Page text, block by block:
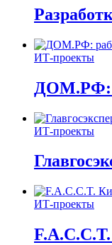
ИТ-проекты
ДОМ.РФ:
ИТ-проекты
ИТ-проекты